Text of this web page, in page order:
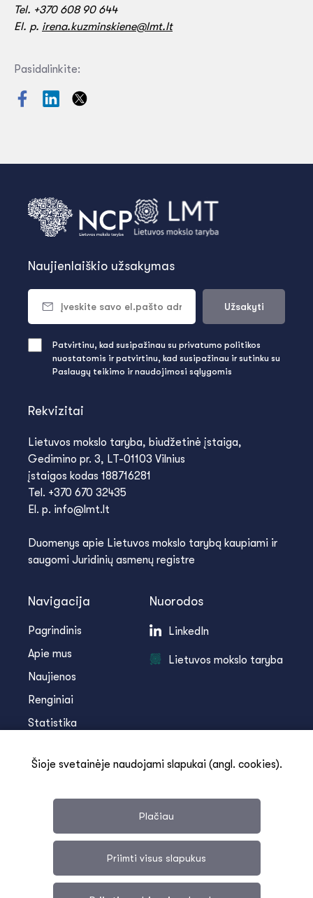
Tel. +370 608 90 644
El. p. irena.kuzminskiene@lmt.lt
Pasidalinkite:
Rekvizitai
Lietuvos mokslo taryba, biudžetinė įstaiga,
Gedimino pr. 3, LT-01103 Vilnius
įstaigos kodas 188716281
Tel. +370 670 32435
El. p. info@lmt.lt
Duomenys apie Lietuvos mokslo tarybą kaupiami ir
saugomi Juridinių asmenų registre
Navigacija
Pagrindinis
Apie mus
Naujienos
Renginiai
Statistika
Kontaktai
Nuorodos
LinkedIn
Lietuvos mokslo taryba
Naujienlaiškio užsakymas
Užsakyti
Patvirtinu, kad susipažinau su privatumo politikos
nuostatomis ir patvirtinu, kad susipažinau ir sutinku su
Paslaugų teikimo ir naudojimosi sąlygomis
Duomenų apsauga
Šioje svetainėje naudojami slapukai (angl. cookies).
Plačiau
Priimti visus slapukus